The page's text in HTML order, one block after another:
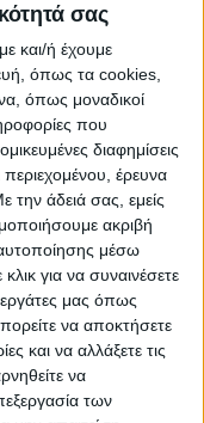
σας
και/ή έχουμε
όπως τα cookies,
όπως μοναδικοί
που
διαφημίσεις
περιεχομένου, έρευνα
την άδειά σας, εμείς
ακριβή
μέσω
για να συναινέσετε
μας όπως
να αποκτήσετε
και να αλλάξετε τις
να
των